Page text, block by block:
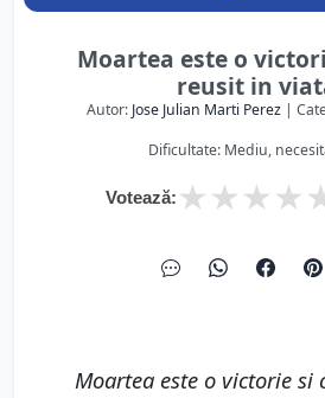
Moartea este o
reusit in
Autor: Jose Julian Marti Perez|
Dificultate: Mediu,
Votează: ★
★
★
★
Moartea este o victorie si